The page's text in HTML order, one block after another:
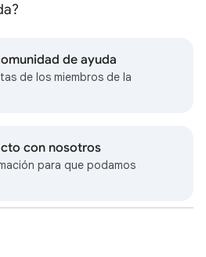
de ayuda
de los miembros de la
con nosotros
para que podamos